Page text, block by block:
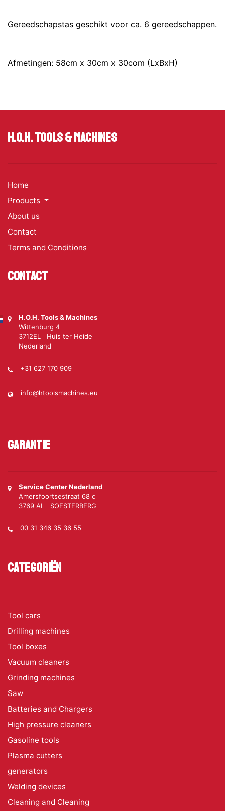
Gereedschapstas geschikt voor ca. 6 gereedschappen.
Afmetingen: 58cm x 30cm x 30com (LxBxH)
H.O.H. Tools & Machines
Home
Products
About us
Contact
Terms and Conditions
Contact
H.O.H. Tools & Machines
Wittenburg 4
3712EL Huis ter Heide
Nederland
+31 627 170 909
info@htoolsmachines.eu
Garantie
Service Center Nederland
Amersfoortsestraat 68 c
3769 AL SOESTERBERG
00 31 346 35 36 55
Categoriën
Tool cars
Drilling machines
Tool boxes
Vacuum cleaners
Grinding machines
Saw
Batteries and Chargers
High pressure cleaners
Gasoline tools
Plasma cutters
generators
Welding devices
Cleaning and Cleaning